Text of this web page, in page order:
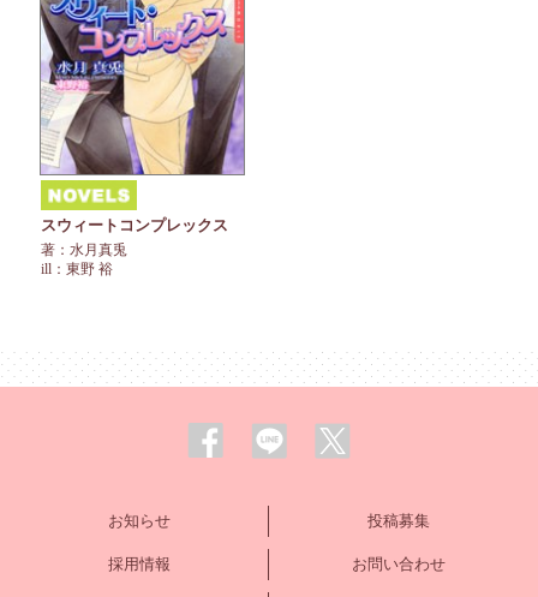
スウィートコンプレックス
著：水月真兎
ill：東野 裕
お知らせ 投稿募集
採用情報 お問い合わせ